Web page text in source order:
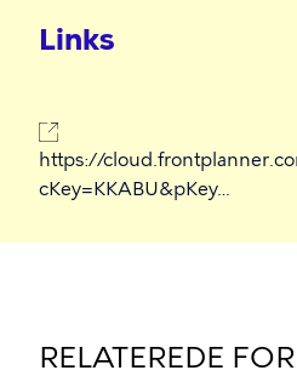
Links
https://
cKey=KKABU&pKey…
RELATEREDE